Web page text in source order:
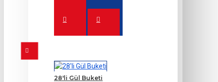
28'li Gül Buketi